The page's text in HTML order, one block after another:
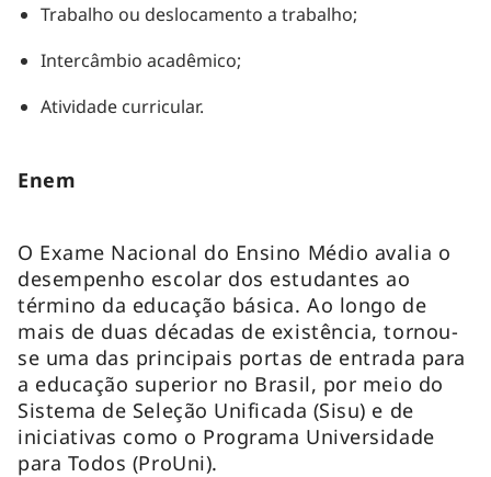
Trabalho ou deslocamento a trabalho;
Intercâmbio acadêmico;
Atividade curricular.
Enem
O Exame Nacional do Ensino Médio avalia o
desempenho escolar dos estudantes ao
término da educação básica. Ao longo de
mais de duas décadas de existência, tornou-
se uma das principais portas de entrada para
a educação superior no Brasil, por meio do
Sistema de Seleção Unificada (Sisu) e de
iniciativas como o Programa Universidade
para Todos (ProUni).